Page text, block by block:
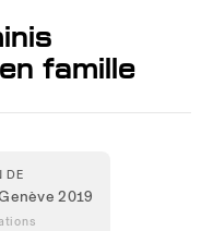
famille
DE
2019